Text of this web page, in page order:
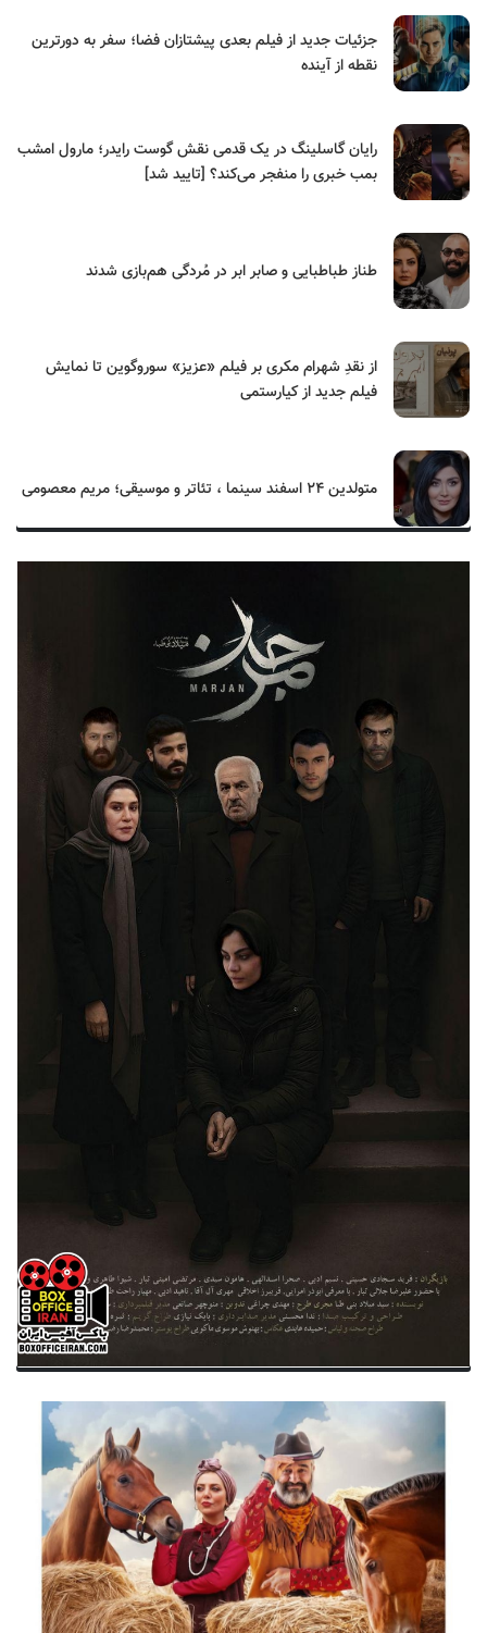
جزئیات جدید از فیلم بعدی پیشتازان فضا؛ سفر به دورترین
نقطه از آینده
رایان گاسلینگ در یک قدمی نقش گوست رایدر؛ مارول امشب
بمب خبری را منفجر می‌کند؟ [تایید شد]
طناز طباطبایی و صابر ابر در مُردگی هم‌بازی شدند
از نقدِ شهرام مکری بر فیلم «عزیز» سوروگوین تا نمایش
فیلم جدید از کیارستمی
متولدین ۲۴ اسفند سینما ، تئاتر و موسیقی؛ مریم معصومی